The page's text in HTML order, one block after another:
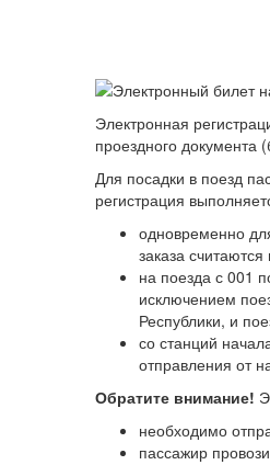
Электронная
проездного
Для посадки в поезд
регистрация
одновременно
заказа
на поезда с 001
исключением
Республики, и
со станций
отправления от
Обратите внимание!
необходимо
пассажир